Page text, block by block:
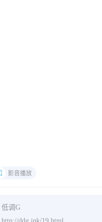
影音播放
低调G